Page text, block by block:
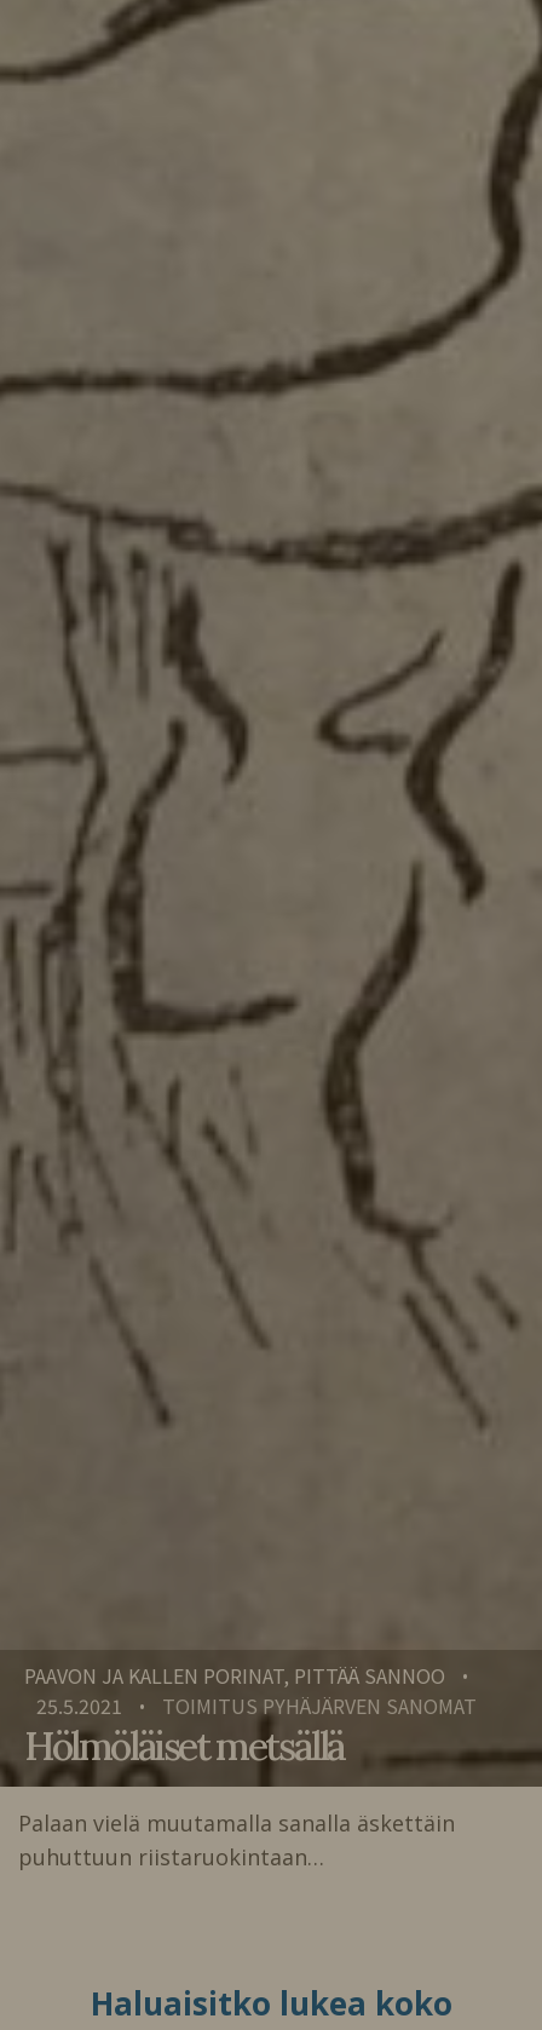
PAAVON JA KALLEN PORINAT, PITTÄÄ SANNOO •
25.5.2021 • TOIMITUS PYHÄJÄRVEN SANOMAT
Hölmöläiset metsällä
Palaan vielä muutamalla sanalla äskettäin
puhuttuun riistaruokintaan…
Haluaisitko lukea koko